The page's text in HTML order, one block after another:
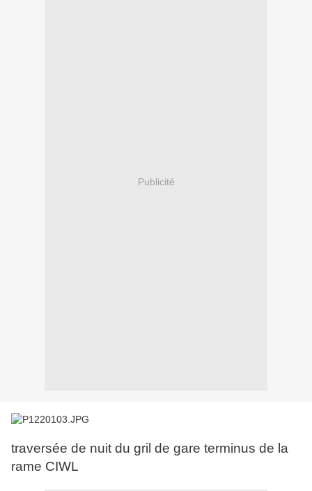
Publicité
traversée de nuit du gril de gare terminus de la
rame CIWL